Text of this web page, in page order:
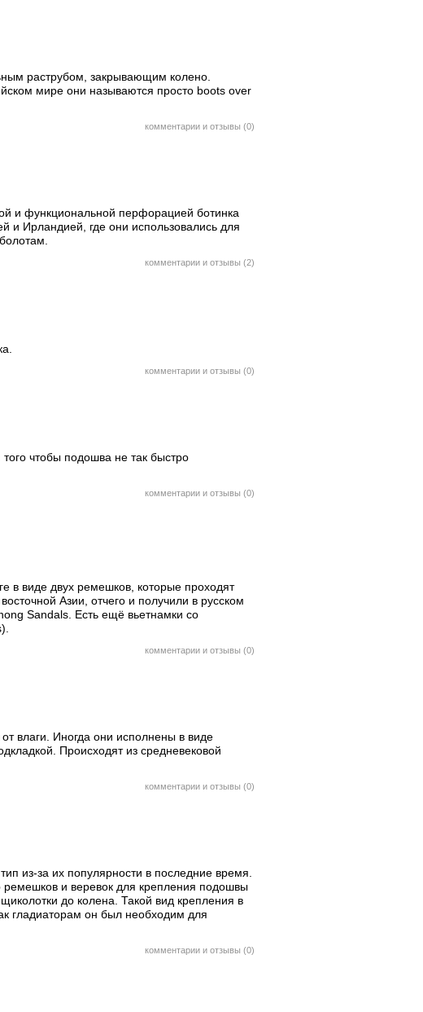
раструбом, закрывающим колено.
мире они называются просто boots over
комментарии и отзывы (0)
и функциональной перфорацией ботинка
и Ирландией, где они использовались для
комментарии и отзывы (2)
комментарии и отзывы (0)
чтобы подошва не так быстро
комментарии и отзывы (0)
в виде двух ремешков, которые проходят
Азии, отчего и получили в русском
Sandals. Есть ещё вьетнамки со
комментарии и отзывы (0)
влаги. Иногда они исполнены в виде
Происходят из средневековой
комментарии и отзывы (0)
из-за их популярности в последние время.
ремешков и веревок для крепления подошвы
до колена. Такой вид крепления в
гладиаторам он был необходим для
комментарии и отзывы (0)